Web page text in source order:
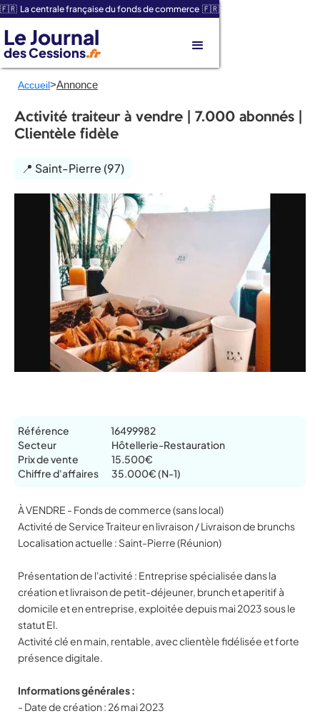
🇫🇷 La centrale française du fonds de commerce 🇫🇷
Le Journal
des Cessions.fr
Accueil>Annonce
Activité traiteur à vendre | 7.000 abonnés |
Clientèle fidèle
📍 Saint-Pierre (97)
Référence
Secteur
Prix de vente
Chiffre d'affaires
16499982
Hôtellerie-Restauration
15.500€
35.000€ (N-1)
À VENDRE - Fonds de commerce (sans local)
Activité de Service Traiteur en livraison / Livraison de brunchs
Localisation actuelle : Saint-Pierre (Réunion)
Présentation de l'activité : Entreprise spécialisée dans la
création et livraison de petit-déjeuner, brunch et aperitif à
domicile et en entreprise, exploitée depuis mai 2023 sous le
statut El.
Activité clé en main, rentable, avec clientèle fidélisée et forte
présence digitale.
Informations générales :
- Date de création : 26 mai 2023